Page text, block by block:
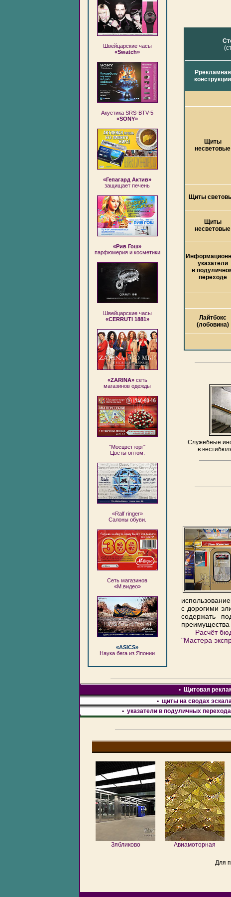
Швейцарские часы
«Swatch»
Акустика SRS-BTV-5
«SONY»
«Гепагард Актив»
защищает печень
«Рив Гош»
парфюмерия и косметики
Швейцарские часы
«CERRUTI 1881»
«ZARINA»сеть
магазинов одежды
"Мосцветторг"
Цветы оптом.
«Ralf ringer»
Салоны обуви.
Сеть магазинов
«М.видео»
«ASICS»
Наука бега из Японии
Ррекламная
конструкции
Щиты
несветовые
Щиты
Щиты
несветовые
указатели
в
переходе
Лайтбокс
(лобовина)
Служебные
в
с дорогими
содержать
Расчёт
"Мастера
• Щитовая
• щиты на сводах
• указатели в подуличных
Зябликово Авиамоторная
Для